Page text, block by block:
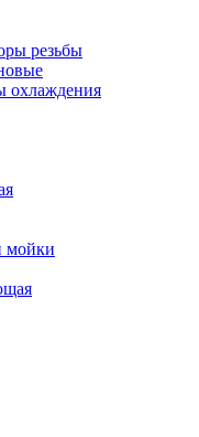
резьбы
охлаждения
мойки